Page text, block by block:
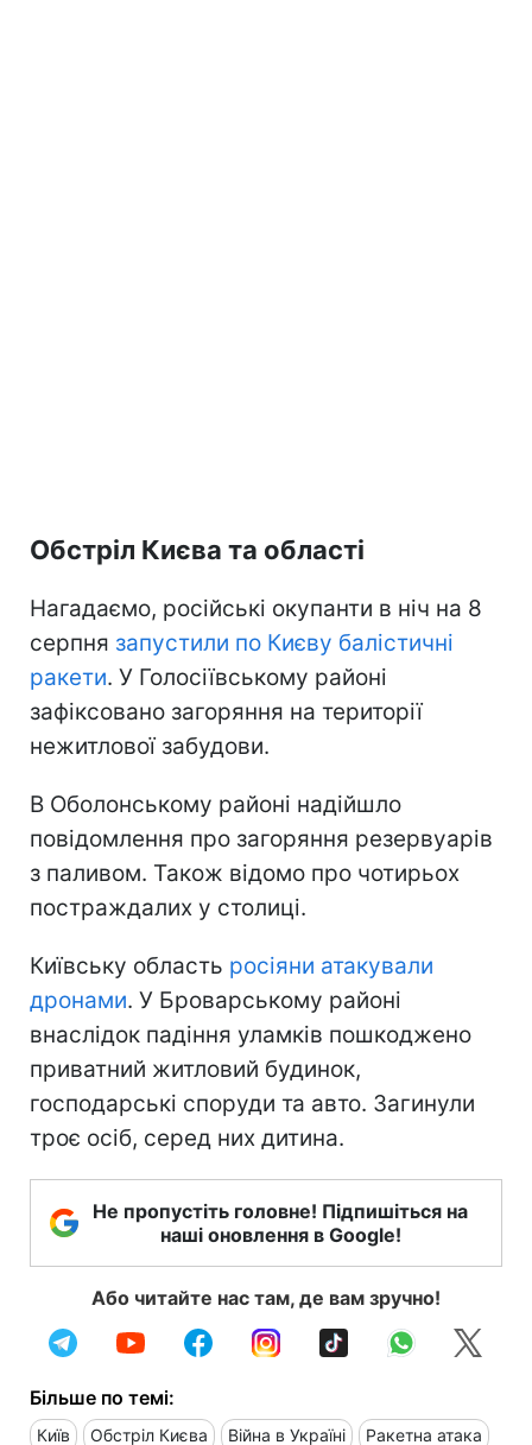
Обстріл Києва та області
Нагадаємо, російські окупанти в ніч на 8
серпня запустили по Києву балістичні
ракети. У Голосіївському районі
зафіксовано загоряння на території
нежитлової забудови.
В Оболонському районі надійшло
повідомлення про загоряння резервуарів
з паливом. Також відомо про чотирьох
постраждалих у столиці.
Київську область росіяни атакували
дронами. У Броварському районі
внаслідок падіння уламків пошкоджено
приватний житловий будинок,
господарські споруди та авто. Загинули
троє осіб, серед них дитина.
Не пропустіть головне! Підпишіться на
наші оновлення в Google!
Або читайте нас там, де вам зручно!
Більше по темі:
Київ Обстріл Києва Війна в Україні Ракетна атака